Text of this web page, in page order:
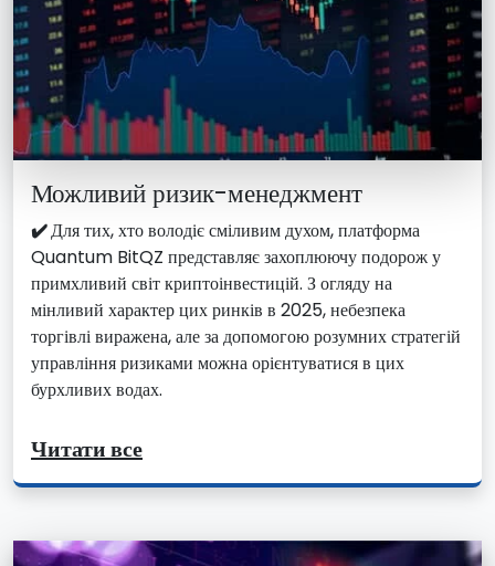
Можливий ризик-менеджмент
✔️Для тих, хто володіє сміливим духом, платформа
Quantum BitQZ представляє захоплюючу подорож у
примхливий світ криптоінвестицій. З огляду на
мінливий характер цих ринків в 2025, небезпека
торгівлі виражена, але за допомогою розумних стратегій
управління ризиками можна орієнтуватися в цих
бурхливих водах.
Читати все